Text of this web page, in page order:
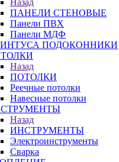
Назад
ПАНЕЛИ СТЕНОВЫЕ
Панели ПВХ
Панели МДФ
ПОДОКОННИКИ
Назад
ПОТОЛКИ
Реечные потолки
Навесные потолки
Назад
ИНСТРУМЕНТЫ
Электроинструменты
Сварка